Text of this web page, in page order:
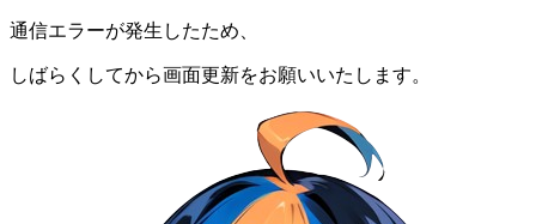
通信エラーが発生したため、
しばらくしてから画面更新をお願いいたします。